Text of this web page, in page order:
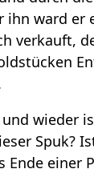
ihn ward er
verkauft,
wieder
Spuk?
Ende einer